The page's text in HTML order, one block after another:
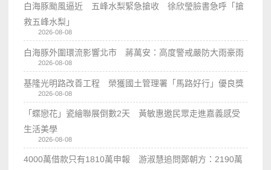
白海豚颱風逼近 五峰水梨緊急搶收 徐欣瑩臉書急呼「搶
救五峰水梨」
2026-08-08
白海豚外圍環流影響北市 蔣萬安：高度警戒嚴防大雨豪雨
2026-08-08
基隆光明路改善工程 榮獲國土管理署「馬路好行」優良獎
2026-08-08
「蝶戀花」瓷繪聯展倒數2天 黃敏惠邀民眾走進嘉義感受
生活美學
2026-08-08
4000萬借款只有1810萬申報 游淑慧追問鄭朝方：2190萬